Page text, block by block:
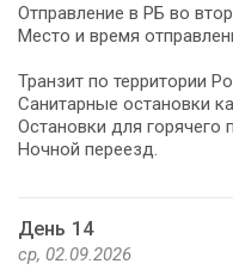
Отправление в РБ во
Место и время
Транзит по территории
Санитарные остановки
Остановки для горячего
Ночной переезд.
День 14
ср, 02.09.2026